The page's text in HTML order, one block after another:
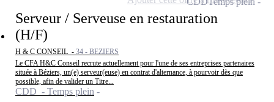
Serveur / Serveuse en restauration
(H/F)
H & C CONSEIL - 34 - BEZIERS
Le CFA H&C Conseil recrute actuellement pour l'une de ses entreprises partenaires
située à Béziers, un(e) serveur(euse) en contrat d'alternance, à pourvoir dès que
possible, afin de valider un Titre...
CDD - Temps plein